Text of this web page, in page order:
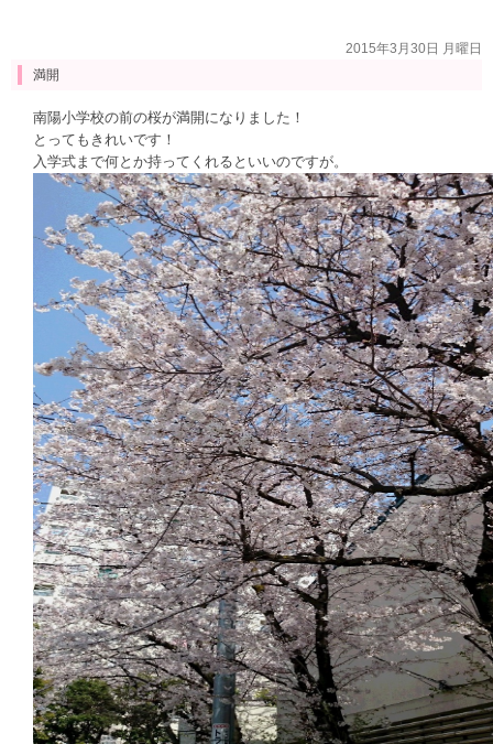
2015年3月30日 月曜日
満開
南陽小学校の前の桜が満開になりました！
とってもきれいです！
入学式まで何とか持ってくれるといいのですが。